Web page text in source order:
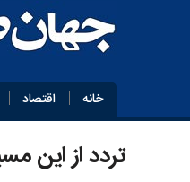
خانه اقتصاد
تردد از این